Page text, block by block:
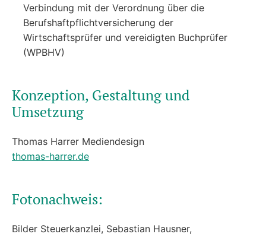
Verbindung mit der Verordnung über die
Berufshaftpflichtversicherung der
Wirtschaftsprüfer und vereidigten Buchprüfer
(WPBHV)
Konzeption, Gestaltung und
Umsetzung
Thomas Harrer Mediendesign
thomas-harrer.de
Fotonachweis:
Bilder Steuerkanzlei, Sebastian Hausner,